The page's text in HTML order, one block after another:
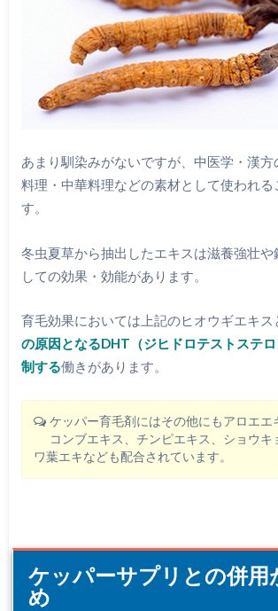
あまり馴染みがないですが、中医学・漢
料理・中華料理などの素材として使われる
す。
冬虫夏草から抽出したエキスは滋養強壮や
しての効果・効能があります。
育毛効果においては上記のヒオウギエキス
の原因となるDHT（ジヒドロテストステ
制する働きがあります。
ケッパー育毛剤にはその他にもアロエエ
コンブエキス、チンピエキス、ショウキ
ワ葉エキなども配合されています。
ケッパーサプリとの併用
め